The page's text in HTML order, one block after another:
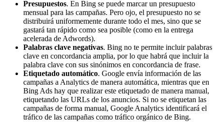
Presupuestos. En Bing se puede marcar un presupuesto
mensual para las campañas. Pero ojo, el presupuesto no se
distribuirá uniformemente durante todo el mes, sino que se
gastará tan rápido como sea posible (como en la entrega
acelerada de Adwords).
Palabras clave negativas. Bing no te permite incluir palabras
clave en concordancia amplia, por lo que habrá que incluir la
palabra clave con sus sinónimos en concordancia de frase.
Etiquetado automático. Google envía información de las
campañas a Analytics de manera automática, mientras que en
Bing Ads hay que realizar este etiquetado de manera manual,
etiquetando las URLs de los anuncios. Si no se etiquetan las
campañas de forma manual, Google Analytics identificará el
tráfico de las campañas como tráfico orgánico de Bing.